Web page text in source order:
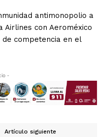
antimonopolio a
Airlines con Aeroméxico
competencia en el
-
Artículo siguiente